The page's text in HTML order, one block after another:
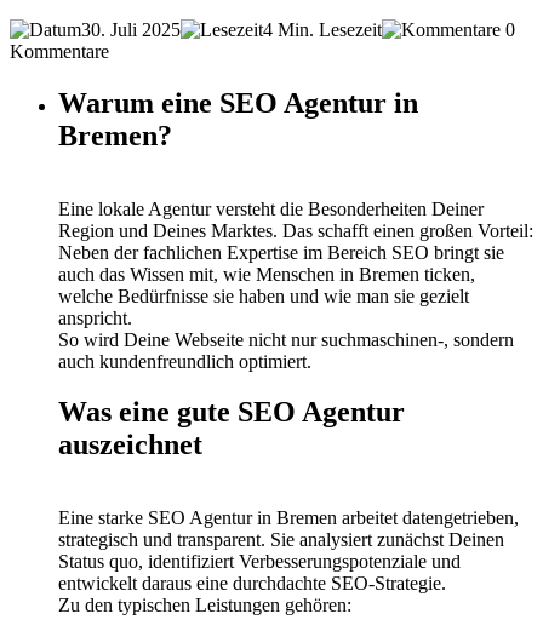
30. Juli 2025
4 Min. Lesezeit
0
Kommentare
Warum eine SEO Agentur in
Bremen?
Eine lokale Agentur versteht die Besonderheiten Deiner
Region und Deines Marktes. Das schafft einen großen Vorteil:
Neben der fachlichen Expertise im Bereich SEO bringt sie
auch das Wissen mit, wie Menschen in Bremen ticken,
welche Bedürfnisse sie haben und wie man sie gezielt
anspricht.
So wird Deine Webseite nicht nur suchmaschinen-, sondern
auch kundenfreundlich optimiert.
Was eine gute SEO Agentur
auszeichnet
Eine starke SEO Agentur in Bremen arbeitet datengetrieben,
strategisch und transparent. Sie analysiert zunächst Deinen
Status quo, identifiziert Verbesserungspotenziale und
entwickelt daraus eine durchdachte SEO-Strategie.
Zu den typischen Leistungen gehören: